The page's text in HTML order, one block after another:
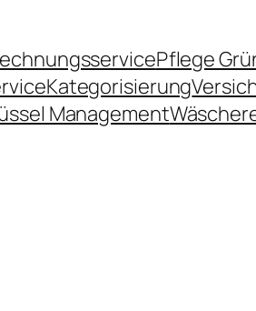
Pflege
Kategorisierung
Management